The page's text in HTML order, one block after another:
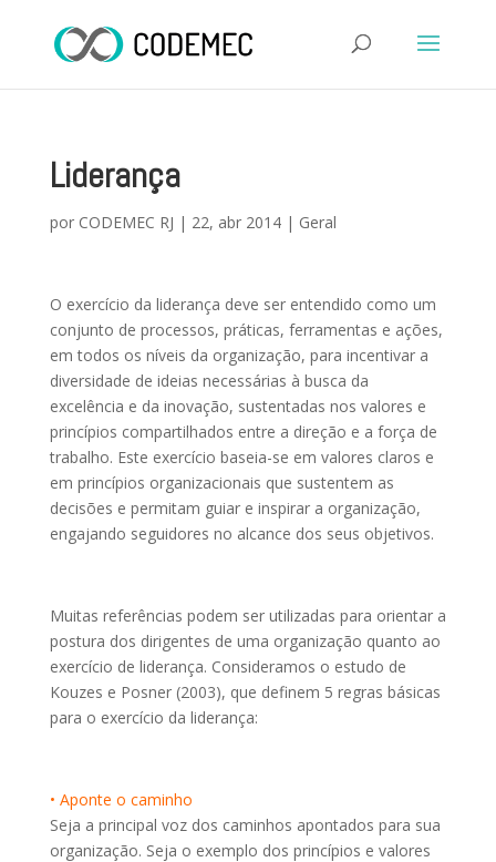
Liderança
por CODEMEC RJ | 22, abr 2014| Geral
O exercício da liderança deve ser entendido como um
conjunto de processos, práticas, ferramentas e ações,
em todos os níveis da organização, para incentivar a
diversidade de ideias necessárias à busca da
excelência e da inovação, sustentadas nos valores e
princípios compartilhados entre a direção e a força de
trabalho. Este exercício baseia-se em valores claros e
em princípios organizacionais que sustentem as
decisões e permitam guiar e inspirar a organização,
engajando seguidores no alcance dos seus objetivos.
Muitas referências podem ser utilizadas para orientar a
postura dos dirigentes de uma organização quanto ao
exercício de liderança. Consideramos o estudo de
Kouzes e Posner (2003), que definem 5 regras básicas
para o exercício da liderança:
• Aponte o caminho
Seja a principal voz dos caminhos apontados para sua
organização. Seja o exemplo dos princípios e valores